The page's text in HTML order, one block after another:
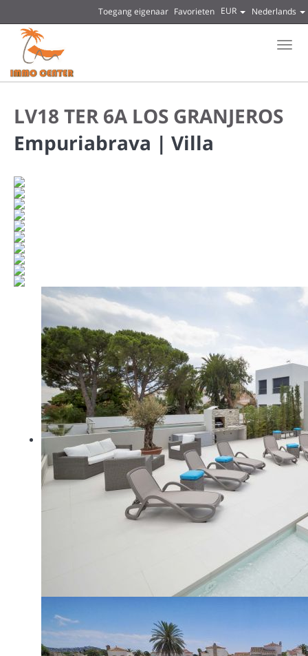
Nederlands
EUR
Favorieten
Toegang eigenaar
LV18 TER 6A LOS GRANJEROS
Empuriabrava | Villa